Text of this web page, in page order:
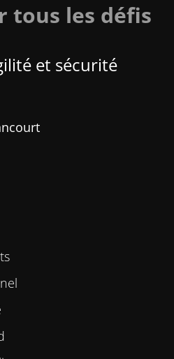
tous les défis
et sécurité​